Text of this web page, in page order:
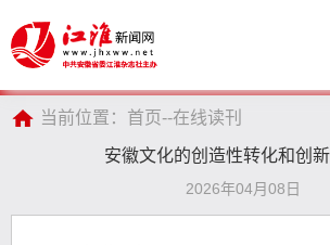
当前位置： 首页--在线读刊
安徽文化的创造性转化和创
2026年04月08日